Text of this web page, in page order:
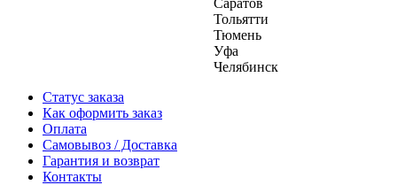
Саратов
Тольятти
Тюмень
Уфа
Челябинск
Статус заказа
Как оформить заказ
Оплата
Самовывоз / Доставка
Гарантия и возврат
Контакты